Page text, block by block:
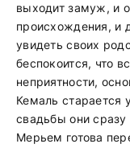
выходит замуж, и
происхождения, и
увидеть своих
беспокоится, что
неприятности,
Кемаль старается
свадьбы они
Мерьем готова